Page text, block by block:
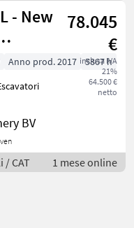
- New
/
78.045
€
inclusa IVA
21%
64.500 €
netto
Anno prod. 2017
5867 h
BV
/ CAT 1 mese online